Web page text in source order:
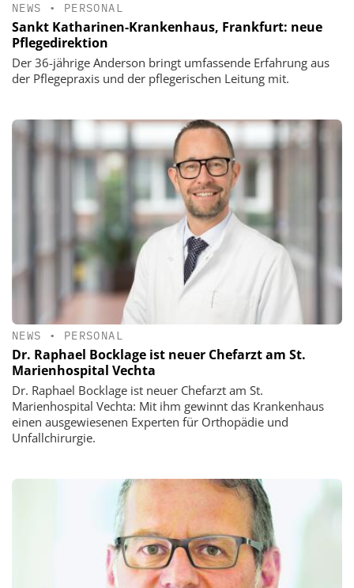
NEWS • PERSONAL
Sankt Katharinen-Krankenhaus, Frankfurt: neue
Pflegedirektion
Der 36-jährige Anderson bringt umfassende Erfahrung aus
der Pflegepraxis und der pflegerischen Leitung mit.
NEWS • PERSONAL
Dr. Raphael Bocklage ist neuer Chefarzt am St.
Marienhospital Vechta
Dr. Raphael Bocklage ist neuer Chefarzt am St.
Marienhospital Vechta: Mit ihm gewinnt das Krankenhaus
einen ausgewiesenen Experten für Orthopädie und
Unfallchirurgie.